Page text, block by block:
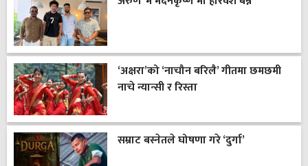
‘अक्षरा’को ‘नाचौन बरिलै’ गीतमा छमछमी
नाचे न्यान्सी र रिस्ता
सम्राट बस्नेतले घोषणा गरे ‘दुर्गा’